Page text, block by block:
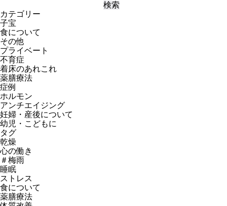
カテゴリー
子宝
食について
その他
プライベート
不育症
着床のあれこれ
薬膳療法
症例
ホルモン
アンチエイジング
妊婦・産後について
幼児・こどもに
タグ
乾燥
心の働き
＃梅雨
睡眠
ストレス
食について
薬膳療法